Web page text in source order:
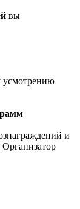
вы
усмотрению
и
Организатор